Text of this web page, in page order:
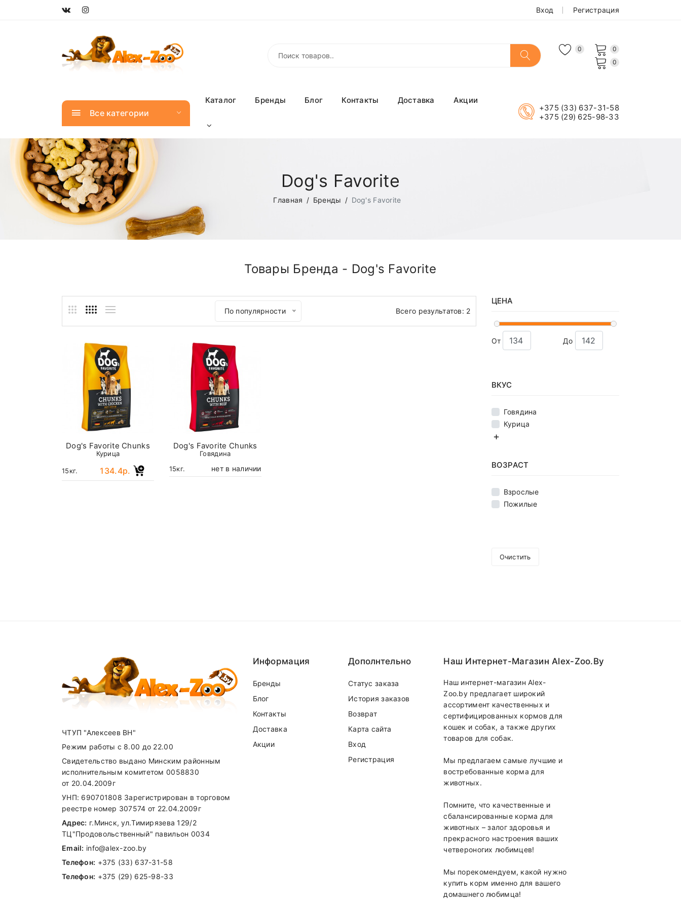
Вход Регистрация
0
0
0
Все категории
Каталог Бренды Блог Контакты Доставка Акции
+375 (33) 637-31-58
+375 (29) 625-98-33
Dog's Favorite
Главная Бренды Dog's Favorite
Товары Бренда - Dog's Favorite
По популярности Всего результатов: 2
Dog's Favorite Chunks
Курица
15кг. 134.4р.
Dog's Favorite Chunks
Говядина
15кг.
нет в наличии
ЦЕНА
От До
ВКУС
Говядина
Курица
ВОЗРАСТ
Взрослые
Пожилые
Очистить
ЧТУП "Алексеев ВН"
Режим работы с 8.00 до 22.00
Свидетельство выдано Минским районным
исполнительным комитетом 0058830
от 20.04.2009г
УНП: 690701808 Зарегистрирован в торговом
реестре номер 307574 от 22.04.2009г
Адрес: г.Минск, ул.Тимирязева 129/2
ТЦ"Продовольственный" павильон 0034
Email: info@alex-zoo.by
Телефон: +375 (33) 637-31-58
Телефон: +375 (29) 625-98-33
Информация
Бренды
Блог
Контакты
Доставка
Акции
Дополнтельно
Статус заказа
История заказов
Возврат
Карта сайта
Вход
Регистрация
Наш Интернет-Магазин Alex-Zoo.by
Наш интернет-магазин Alex-
Zoo.by предлагает широкий
ассортимент качественных и
сертифицированных кормов для
кошек и собак, а также других
товаров для собак.
Мы предлагаем самые лучшие и
востребованные корма для
животных.
Помните, что качественные и
сбалансированные корма для
животных – залог здоровья и
прекрасного настроения ваших
четвероногих любимцев!
Мы порекомендуем, какой нужно
купить корм именно для вашего
домашнего любимца!